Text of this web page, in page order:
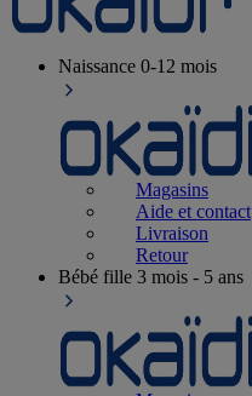
Naissance 0-12 mois
Magasins
Aide et contact
Livraison
Retour
Bébé fille 3 mois - 5 ans